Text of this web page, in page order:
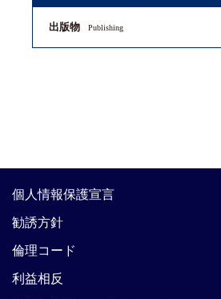
出版物 Publishing
個人情報保護宣言
勧誘方針
倫理コード
利益相反